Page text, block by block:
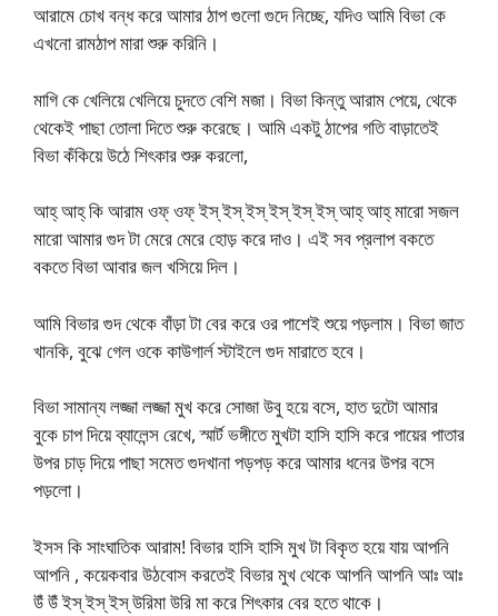
আরামে চোখ বন্ধ করে আমার ঠাপ গুলো গুদে নিচ্ছে, যদিও আমি বিভা কে
এখনো রামঠাপ মারা শুরু করিনি।
মাগি কে খেলিয়ে খেলিয়ে চুদতে বেশি মজা। বিভা কিন্তু আরাম পেয়ে, থেকে
থেকেই পাছা তোলা দিতে শুরু করেছে। আমি একটু ঠাপের গতি বাড়াতেই
বিভা কঁকিয়ে উঠে শিৎকার শুরু করলো,
আহ্ আহ্ কি আরাম ওফ্ ওফ্ ইস্ ইস্ ইস্ ইস্ ইস্ ইস্ আহ্ আহ্ মারো সজল
মারো আমার গুদ টা মেরে মেরে হোড় করে দাও। এই সব প্রলাপ বকতে
বকতে বিভা আবার জল খসিয়ে দিল।
আমি বিভার গুদ থেকে বাঁড়া টা বের করে ওর পাশেই শুয়ে পড়লাম। বিভা জাত
খানকি, বুঝে গেল ওকে কাউগার্ল স্টাইলে গুদ মারাতে হবে।
বিভা সামান্য লজ্জা লজ্জা মুখ করে সোজা উবু হয়ে বসে, হাত দুটো আমার
বুকে চাপ দিয়ে ব্যালেন্স রেখে, স্মার্ট ভঙ্গীতে মুখটা হাসি হাসি করে পায়ের পাতার
উপর চাড় দিয়ে পাছা সমেত গুদখানা পড়পড় করে আমার ধনের উপর বসে
পড়লো।
ইসস কি সাংঘাতিক আরাম! বিভার হাসি হাসি মুখ টা বিকৃত হয়ে যায় আপনি
আপনি , কয়েকবার উঠবোস করতেই বিভার মুখ থেকে আপনি আপনি আঃ আঃ
উঁ উঁ ইস্ ইস্ ইস্ উরিমা উরি মা করে শিৎকার বের হতে থাকে।